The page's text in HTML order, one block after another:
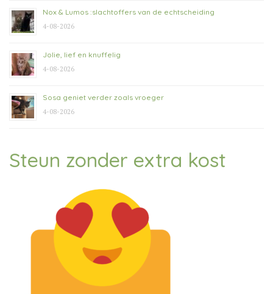
Nox & Lumos :slachtoffers van de echtscheiding
4-08-2026
Jolie, lief en knuffelig
4-08-2026
Sosa geniet verder zoals vroeger
4-08-2026
Steun zonder extra kost